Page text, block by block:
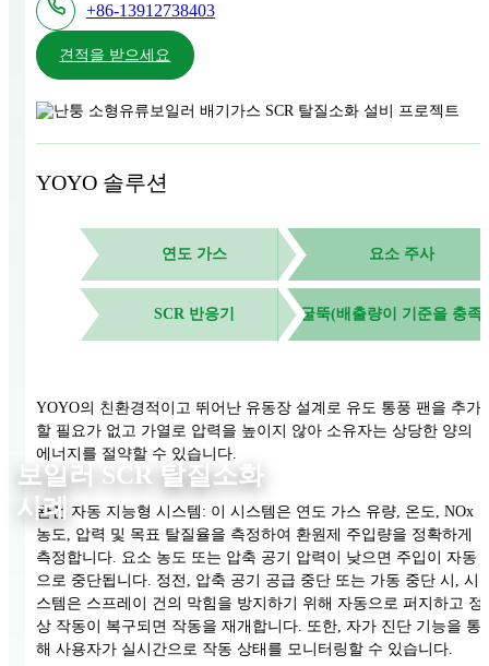
보일러 SCR 탈질소화
사례
+86-13912738403
견적을 받으세요
YOYO 솔루션
연도 가스 요소 주사
SCR 반응기 굴뚝(배출량이 기준을 충족
YOYO의 친환경적이고 뛰어난 유동장 설계로 유도 통풍 팬을 추가
할 필요가 없고 가열로 압력을 높이지 않아 소유자는 상당한 양의
에너지를 절약할 수 있습니다.
완전 자동 지능형 시스템: 이 시스템은 연도 가스 유량, 온도, NOx
농도, 압력 및 목표 탈질율을 측정하여 환원제 주입량을 정확하게
측정합니다. 요소 농도 또는 압축 공기 압력이 낮으면 주입이 자동
으로 중단됩니다. 정전, 압축 공기 공급 중단 또는 가동 중단 시, 시
스템은 스프레이 건의 막힘을 방지하기 위해 자동으로 퍼지하고 정
상 작동이 복구되면 작동을 재개합니다. 또한, 자가 진단 기능을 통
해 사용자가 실시간으로 작동 상태를 모니터링할 수 있습니다.